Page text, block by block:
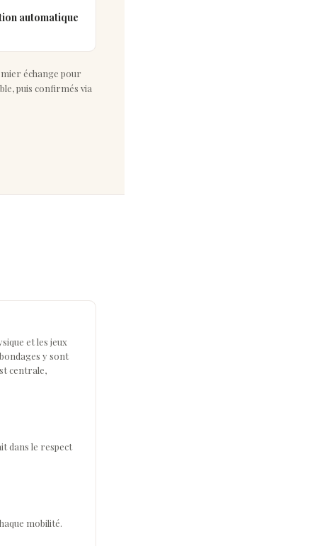
automatique
échange pour
puis confirmés via
et les jeux
y sont
centrale,
dans le respect
mobilité.